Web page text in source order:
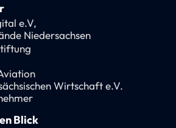
e.V,
Niedersachsen
Wirtschaft e.V.
Blick